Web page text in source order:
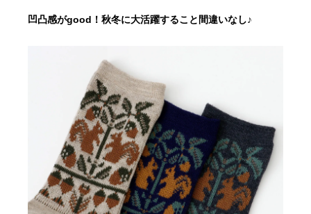
凹凸感がgood！秋冬に大活躍すること間違いなし♪